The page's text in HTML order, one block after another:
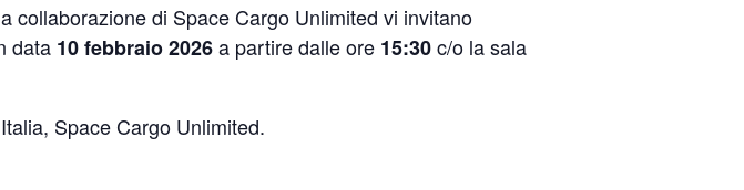
collaborazione di Space Cargo Unlimited vi invitano
data 10 febbraio 2026a partire dalle ore 15:30c/o la sala
Space Cargo Unlimited.